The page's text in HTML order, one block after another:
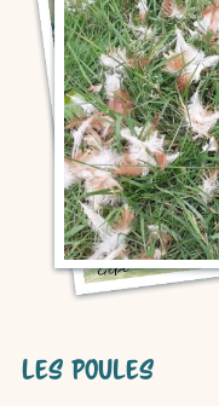
Les poules